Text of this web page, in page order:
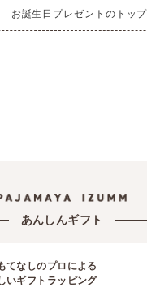
お誕生日プレゼントのトッ
あんしんギフト
てなしのプロによる
いギフトラッピング